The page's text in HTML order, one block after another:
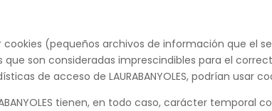
cookies (pequeños archivos de información que
son consideradas imprescindibles para el
de acceso de LAURABANYOLES, podrían usar
tienen, en todo caso, carácter